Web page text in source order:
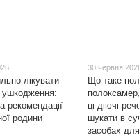
лікувати
ушкодження:
рекомендації
родини
30 червня
Що таке
ці діючі
шукати в
засобах